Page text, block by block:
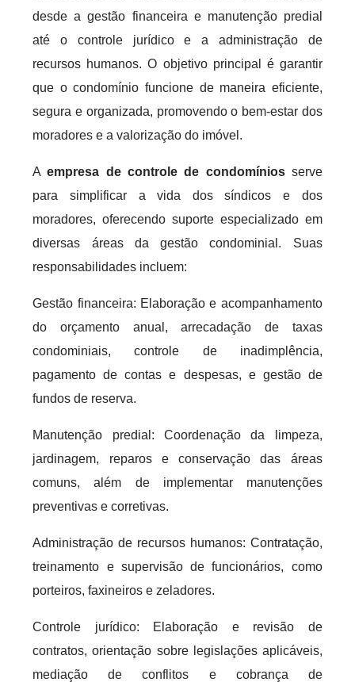
desde a gestão financeira e manutenção predial
até o controle jurídico e a administração de
recursos humanos. O objetivo principal é garantir
que o condomínio funcione de maneira eficiente,
segura e organizada, promovendo o bem-estar dos
moradores e a valorização do imóvel.
Aempresa de controle de condomíniosserve
para simplificar a vida dos síndicos e dos
moradores, oferecendo suporte especializado em
diversas áreas da gestão condominial. Suas
responsabilidades incluem:
Gestão financeira: Elaboração e acompanhamento
do orçamento anual, arrecadação de taxas
condominiais, controle de inadimplência,
pagamento de contas e despesas, e gestão de
fundos de reserva.
Manutenção predial: Coordenação da limpeza,
jardinagem, reparos e conservação das áreas
comuns, além de implementar manutenções
preventivas e corretivas.
Administração de recursos humanos: Contratação,
treinamento e supervisão de funcionários, como
porteiros, faxineiros e zeladores.
Controle jurídico: Elaboração e revisão de
contratos, orientação sobre legislações aplicáveis,
mediação de conflitos e cobrança de